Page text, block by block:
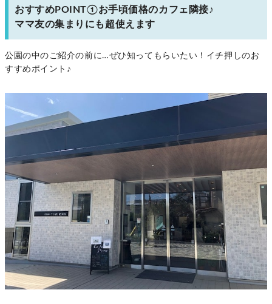
おすすめPOINT①お手頃価格のカフェ隣接♪
ママ友の集まりにも超使えます
公園の中のご紹介の前に…ぜひ知ってもらいたい！イチ押しのお
すすめポイント♪